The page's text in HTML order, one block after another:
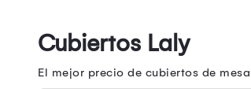
Cubiertos Laly
El mejor precio de cubiertos de